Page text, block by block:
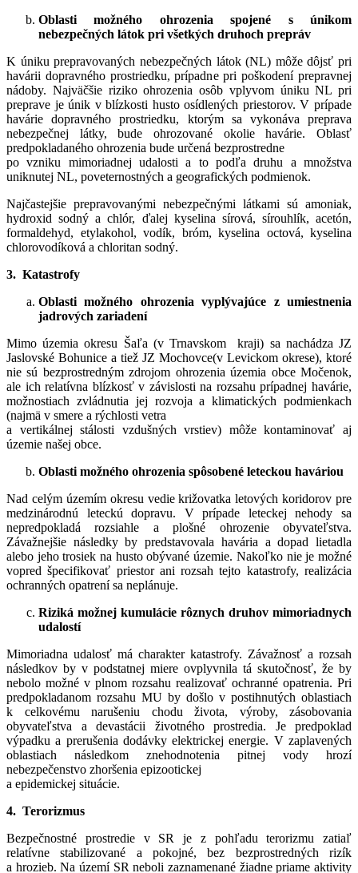
Oblasti možného ohrozenia spojené s únikom
nebezpečných látok pri všetkých druhoch prepráv
K úniku prepravovaných nebezpečných látok (NL) môže dôjsť pri
havárii dopravného prostriedku, prípadne pri poškodení prepravnej
nádoby. Najväčšie riziko ohrozenia osôb vplyvom úniku NL pri
preprave je únik v blízkosti husto osídlených priestorov. V prípade
havárie dopravného prostriedku, ktorým sa vykonáva preprava
nebezpečnej látky, bude ohrozované okolie havárie. Oblasť
predpokladaného ohrozenia bude určená bezprostredne
po vzniku mimoriadnej udalosti a to podľa druhu a množstva
uniknutej NL, poveternostných a geografických podmienok.
Najčastejšie prepravovanými nebezpečnými látkami sú amoniak,
hydroxid sodný a chlór, ďalej kyselina sírová, sírouhlík, acetón,
formaldehyd, etylakohol, vodík, bróm, kyselina octová, kyselina
chlorovodíková a chloritan sodný.
3. Katastrofy
Oblasti možného ohrozenia vyplývajúce z umiestnenia
jadrových zariadení
Mimo územia okresu Šaľa (v Trnavskom kraji) sa nachádza JZ
Jaslovské Bohunice a tiež JZ Mochovce(v Levickom okrese), ktoré
nie sú bezprostredným zdrojom ohrozenia územia obce Močenok,
ale ich relatívna blízkosť v závislosti na rozsahu prípadnej havárie,
možnostiach zvládnutia jej rozvoja a klimatických podmienkach
(najmä v smere a rýchlosti vetra
a vertikálnej stálosti vzdušných vrstiev) môže kontaminovať aj
územie našej obce.
Oblasti možného ohrozenia spôsobené leteckou haváriou
Nad celým územím okresu vedie križovatka letových koridorov pre
medzinárodnú leteckú dopravu. V prípade leteckej nehody sa
nepredpokladá rozsiahle a plošné ohrozenie obyvateľstva.
Závažnejšie následky by predstavovala havária a dopad lietadla
alebo jeho trosiek na husto obývané územie. Nakoľko nie je možné
vopred špecifikovať priestor ani rozsah tejto katastrofy, realizácia
ochranných opatrení sa neplánuje.
Riziká možnej kumulácie rôznych druhov mimoriadnych
udalostí
Mimoriadna udalosť má charakter katastrofy. Závažnosť a rozsah
následkov by v podstatnej miere ovplyvnila tá skutočnosť, že by
nebolo možné v plnom rozsahu realizovať ochranné opatrenia. Pri
predpokladanom rozsahu MU by došlo v postihnutých oblastiach
k celkovému narušeniu chodu života, výroby, zásobovania
obyvateľstva a devastácii životného prostredia. Je predpoklad
výpadku a prerušenia dodávky elektrickej energie. V zaplavených
oblastiach následkom znehodnotenia pitnej vody hrozí
nebezpečenstvo zhoršenia epizootickej
a epidemickej situácie.
4. Terorizmus
Bezpečnostné prostredie v SR je z pohľadu terorizmu zatiaľ
relatívne stabilizované a pokojné, bez bezprostredných rizík
a hrozieb. Na území SR neboli zaznamenané žiadne priame aktivity